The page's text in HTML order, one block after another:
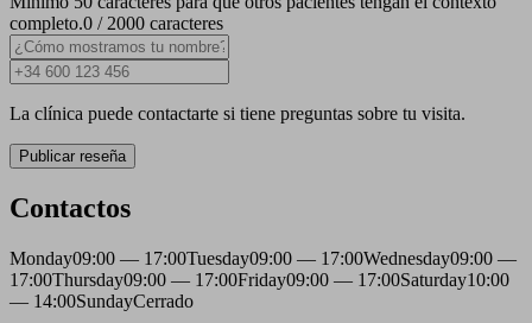
completo.0 / 2000 caracteres
La clínica puede contactarte si tiene preguntas sobre tu visita.
Publicar reseña
Contactos
Monday09:00 — 17:00Tuesday09:00 — 17:00Wednesday09:00 —
17:00Thursday09:00 — 17:00Friday09:00 — 17:00Saturday10:00
— 14:00SundayCerrado